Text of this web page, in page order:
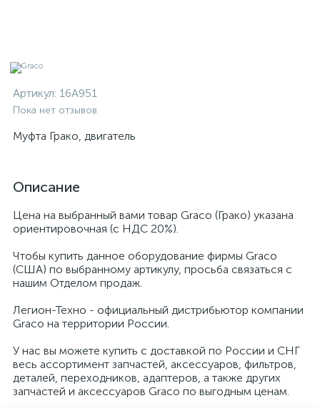
Артикул: 16A951
Пока нет отзывов
Муфта Грако, двигатель
Описание
Цена на выбранный вами товар Graco (Грако) указана
ориентировочная (с НДС 20%).
Чтобы купить данное оборудование фирмы Graco
(США) по выбранному артикулу, просьба связаться с
нашим Отделом продаж.
Легион-Техно - официальный дистрибьютор компании
Graco на территории России.
У нас вы можете купить с доставкой по России и СНГ
весь ассортимент запчастей, аксессуаров, фильтров,
деталей, переходников, адаптеров, а также других
запчастей и аксессуаров Graco по выгодным ценам.